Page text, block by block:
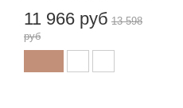
11 966 руб 13 598
руб